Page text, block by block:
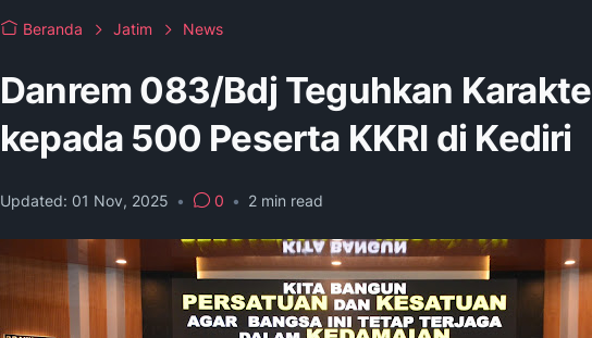
Beranda Jatim News
Danrem 083/Bdj Teguhkan
kepada 500 Peserta KKRI di Kediri
Updated: 01 Nov, 2025 • 0 • 2 min read